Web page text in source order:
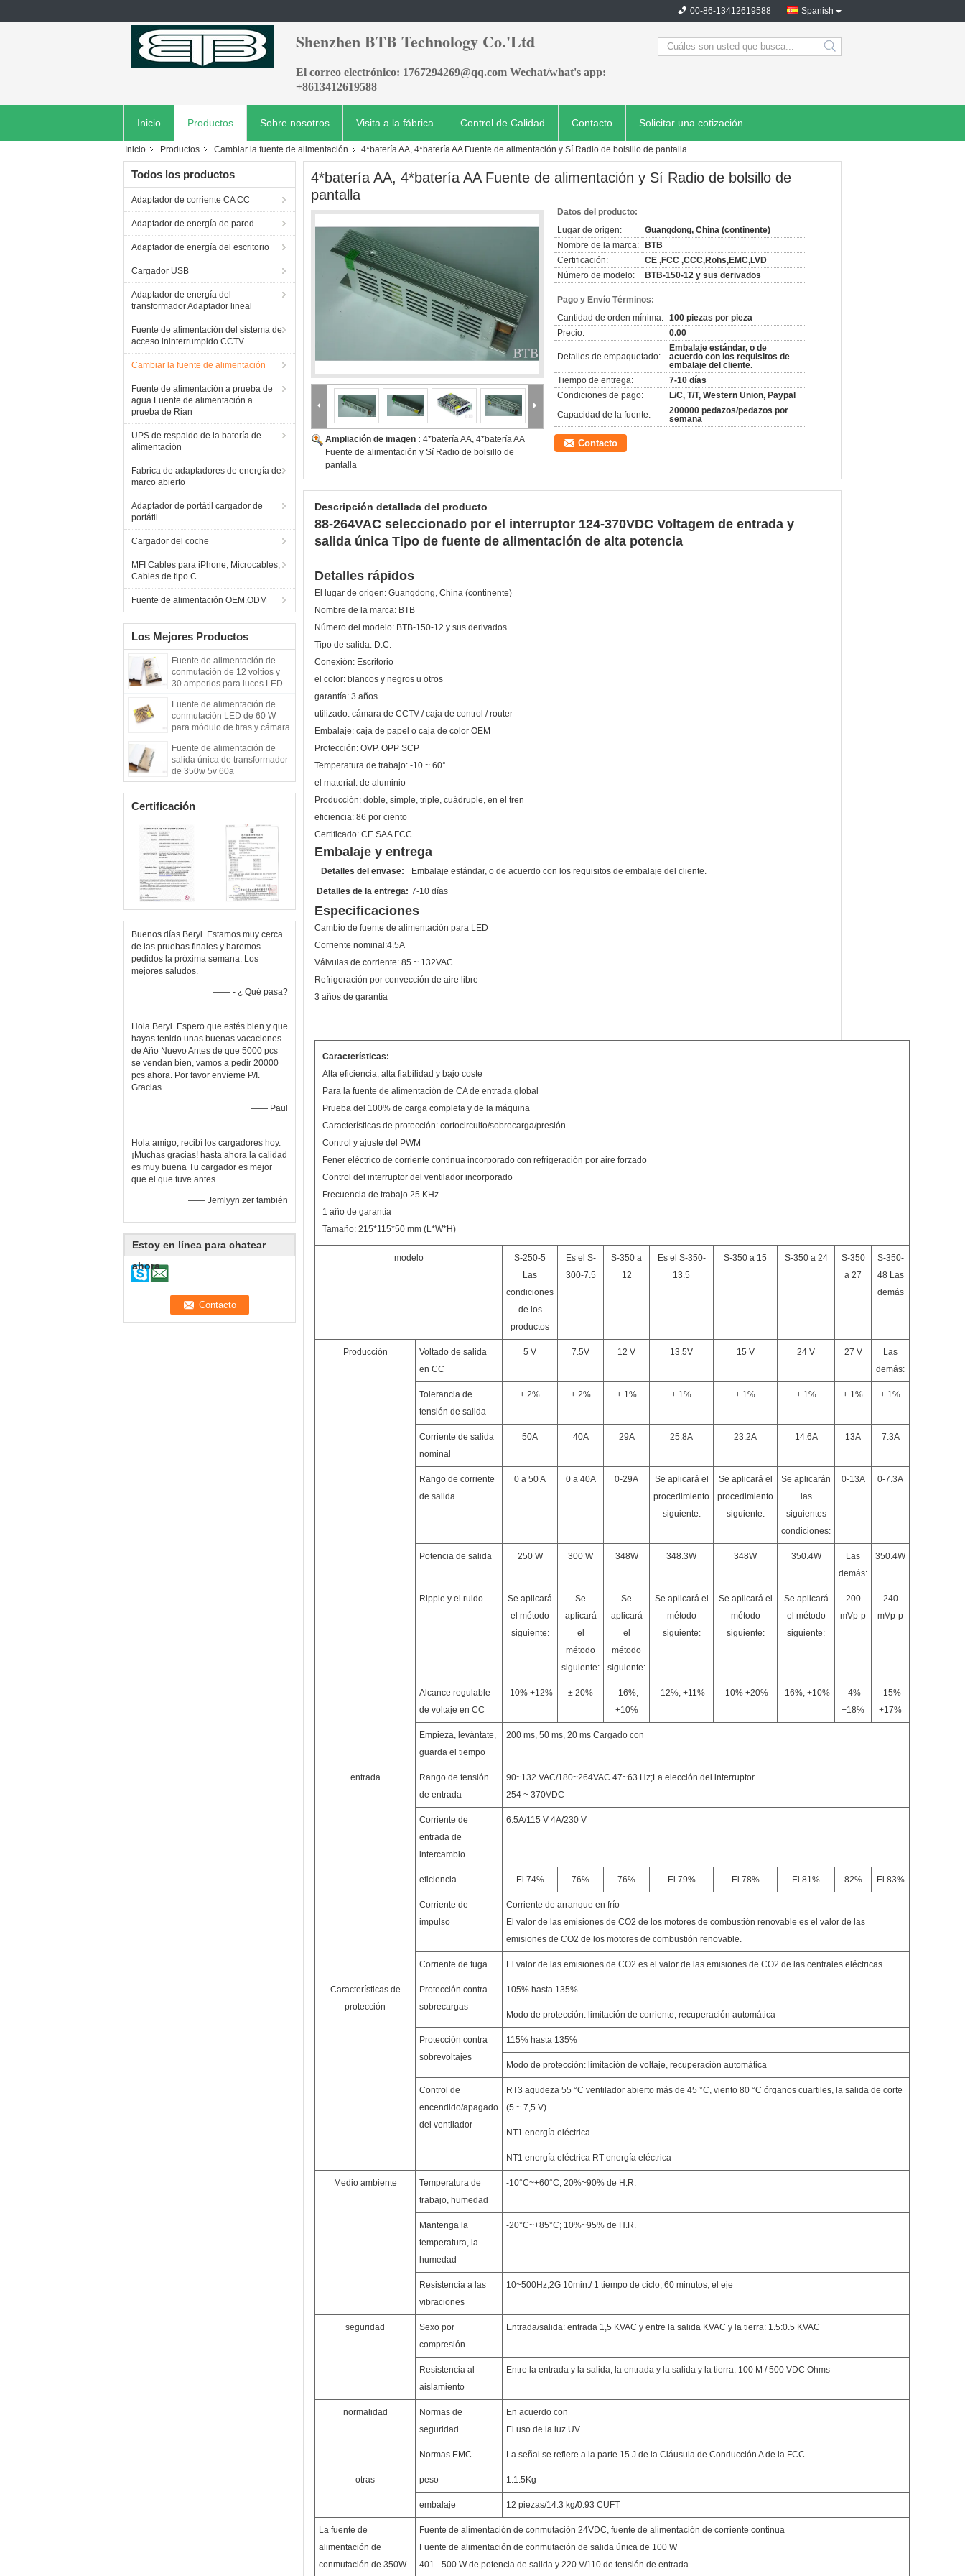
Spanish
00-86-13412619588
Shenzhen BTB Technology Co.'Ltd
El correo electrónico: 1767294269@qq.com Wechat/what's app:
+8613412619588
search
Inicio Productos Sobre nosotros Visita a la fábrica Control de Calidad Contacto Solicitar una cotización
Inicio Productos Cambiar la fuente de alimentación 4*batería AA, 4*batería AA Fuente de alimentación y Sí Radio de bolsillo de pantalla
Todos los productos
Adaptador de corriente CA CC
Adaptador de energía de pared
Adaptador de energía del escritorio
Cargador USB
Adaptador de energía del
transformador Adaptador lineal
Fuente de alimentación del sistema de
acceso ininterrumpido CCTV
Cambiar la fuente de alimentación
Fuente de alimentación a prueba de
agua Fuente de alimentación a
prueba de Rian
UPS de respaldo de la batería de
alimentación
Fabrica de adaptadores de energía de
marco abierto
Adaptador de portátil cargador de
portátil
Cargador del coche
MFI Cables para iPhone, Microcables,
Cables de tipo C
Fuente de alimentación OEM.ODM
Los Mejores Productos
Fuente de alimentación de
conmutación de 12 voltios y
30 amperios para luces LED
Fuente de alimentación de
conmutación LED de 60 W
para módulo de tiras y cámara
Fuente de alimentación de
salida única de transformador
de 350w 5v 60a
Certificación
Buenos días Beryl. Estamos muy cerca
de las pruebas finales y haremos
pedidos la próxima semana. Los
mejores saludos.
—— - ¿ Qué pasa?
Hola Beryl. Espero que estés bien y que
hayas tenido unas buenas vacaciones
de Año Nuevo Antes de que 5000 pcs
se vendan bien, vamos a pedir 20000
pcs ahora. Por favor envíeme P/I.
Gracias.
—— Paul
Hola amigo, recibí los cargadores hoy.
¡Muchas gracias! hasta ahora la calidad
es muy buena Tu cargador es mejor
que el que tuve antes.
—— Jemlyyn zer también
Estoy en línea para chatear
ahora
4*batería AA, 4*batería AA Fuente de alimentación y Sí Radio de bolsillo de
pantalla
Ampliación de imagen : 4*batería AA, 4*batería AA
Fuente de alimentación y Sí Radio de bolsillo de
pantalla
Datos del producto:
Lugar de origen:
Guangdong, China (continente)
Nombre de la marca:
BTB
Certificación:
CE ,FCC ,CCC,Rohs,EMC,LVD
Número de modelo:
BTB-150-12 y sus derivados
Pago y Envío Términos:
Cantidad de orden mínima: 100 piezas por pieza
Precio:
0.00
Detalles de empaquetado:
Embalaje estándar, o de
acuerdo con los requisitos de
embalaje del cliente.
Tiempo de entrega:
7-10 días
Condiciones de pago:
L/C, T/T, Western Union, Paypal
Capacidad de la fuente:
200000 pedazos/pedazos por
semana
Contacto
Descripción detallada del producto
88-264VAC seleccionado por el interruptor 124-370VDC Voltagem de entrada y
salida única Tipo de fuente de alimentación de alta potencia
Detalles rápidos
El lugar de origen: Guangdong, China (continente)
Nombre de la marca: BTB
Número del modelo: BTB-150-12 y sus derivados
Tipo de salida: D.C.
Conexión: Escritorio
el color: blancos y negros u otros
garantía: 3 años
utilizado: cámara de CCTV / caja de control / router
Embalaje: caja de papel o caja de color OEM
Protección: OVP. OPP SCP
Temperatura de trabajo: -10 ~ 60°
el material: de aluminio
Producción: doble, simple, triple, cuádruple, en el tren
eficiencia: 86 por ciento
Certificado: CE SAA FCC
Embalaje y entrega
Detalles del envase:
Embalaje estándar, o de acuerdo con los requisitos de embalaje del cliente.
Detalles de la entrega: 7-10 días
Especificaciones
Cambio de fuente de alimentación para LED
Corriente nominal:4.5A
Válvulas de corriente: 85 ~ 132VAC
Refrigeración por convección de aire libre
3 años de garantía
Características:
Alta eficiencia, alta fiabilidad y bajo coste
Para la fuente de alimentación de CA de entrada global
Prueba del 100% de carga completa y de la máquina
Características de protección: cortocircuito/sobrecarga/presión
Control y ajuste del PWM
Fener eléctrico de corriente continua incorporado con refrigeración por aire forzado
Control del interruptor del ventilador incorporado
Frecuencia de trabajo 25 KHz
1 año de garantía
Tamaño: 215*115*50 mm (L*W*H)
modelo
S-250-5
Las
condiciones
de los
productos
Es el S-
300-7.5
S-350 a
12
Es el S-350-
13.5
S-350 a 15 S-350 a 24
S-350
a 27
S-350-
48 Las
demás
Producción
Voltado de salida
en CC
5 V 7.5V 12 V 13.5V 15 V 24 V 27 V
Las
demás:
Tolerancia de
tensión de salida
± 2% ± 2% ± 1% ± 1% ± 1% ± 1% ± 1% ± 1%
Corriente de salida
nominal
50A 40A 29A 25.8A 23.2A 14.6A 13A 7.3A
Rango de corriente
de salida
0 a 50 A 0 a 40A 0-29A
Se aplicará el
procedimiento
siguiente:
Se aplicará el
procedimiento
siguiente:
Se aplicarán
las
siguientes
condiciones:
0-13A 0-7.3A
Potencia de salida 250 W 300 W 348W 348.3W 348W 350.4W
Las
demás:
350.4W
Ripple y el ruido
Se aplicará
el método
siguiente:
Se
aplicará
el
método
siguiente:
Se
aplicará
el
método
siguiente:
Se aplicará el
método
siguiente:
Se aplicará el
método
siguiente:
Se aplicará
el método
siguiente:
200
mVp-p
240
mVp-p
Alcance regulable
de voltaje en CC
-10% +12% ± 20%
-16%,
+10%
-12%, +11% -10% +20% -16%, +10%
-4%
+18%
-15%
+17%
Empieza, levántate,
guarda el tiempo
200 ms, 50 ms, 20 ms Cargado con
entrada
Rango de tensión
de entrada
90~132 VAC/180~264VAC 47~63 Hz;La elección del interruptor
254 ~ 370VDC
Corriente de
entrada de
intercambio
6.5A/115 V 4A/230 V
eficiencia El 74% 76% 76% El 79% El 78% El 81% 82% El 83%
Corriente de
impulso
Corriente de arranque en frío
El valor de las emisiones de CO2 de los motores de combustión renovable es el valor de las
emisiones de CO2 de los motores de combustión renovable.
Corriente de fuga El valor de las emisiones de CO2 es el valor de las emisiones de CO2 de las centrales eléctricas.
Características de
protección
Protección contra
sobrecargas
105% hasta 135%
Modo de protección: limitación de corriente, recuperación automática
Protección contra
sobrevoltajes
115% hasta 135%
Modo de protección: limitación de voltaje, recuperación automática
Control de
encendido/apagado
del ventilador
RT3 agudeza 55 °C ventilador abierto más de 45 °C, viento 80 °C órganos cuartiles, la salida de corte
(5 ~ 7,5 V)
NT1 energía eléctrica
NT1 energía eléctrica RT energía eléctrica
Medio ambiente
Temperatura de
trabajo, humedad
-10°C~+60°C; 20%~90% de H.R.
Mantenga la
temperatura, la
humedad
-20°C~+85°C; 10%~95% de H.R.
Resistencia a las
vibraciones
10~500Hz,2G 10min./ 1 tiempo de ciclo, 60 minutos, el eje
seguridad
Sexo por
compresión
Entrada/salida: entrada 1,5 KVAC y entre la salida KVAC y la tierra: 1.5:0.5 KVAC
Resistencia al
aislamiento
Entre la entrada y la salida, la entrada y la salida y la tierra: 100 M / 500 VDC Ohms
normalidad
Normas de
seguridad
En acuerdo con
El uso de la luz UV
Normas EMC La señal se refiere a la parte 15 J de la Cláusula de Conducción A de la FCC
otras peso 1.1.5Kg
embalaje 12 piezas/14.3 kg/0.93 CUFT
La fuente de
alimentación de
conmutación de 350W
Fuente de alimentación de conmutación 24VDC, fuente de alimentación de corriente continua
Fuente de alimentación de conmutación de salida única de 100 W
401 - 500 W de potencia de salida y 220 V/110 de tensión de entrada